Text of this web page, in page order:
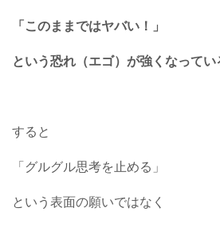
「このままではヤバい！」
という恐れ（エゴ）が強くなってい
すると
「グルグル思考を止める」
という表面の願いではなく